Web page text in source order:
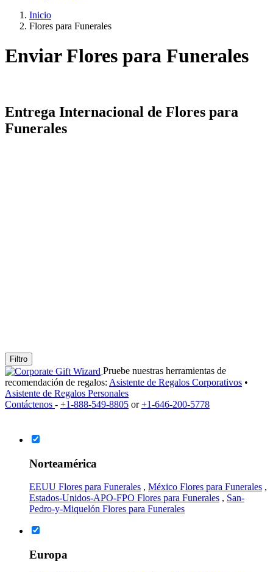
Inicio
Flores para Funerales
Enviar Flores para Funerales
Entrega Internacional de Flores para
Funerales
Filtro
Pruebe nuestras herramientas de
recomendación de regalos: Asistente de Regalos Corporativos •
Asistente de Regalos Personales
Contáctenos - +1-888-549-8805 or+1-646-200-5778
Norteamérica
EEUU Flores para Funerales , México Flores para Funerales ,
Estados-Unidos-APO-FPO Flores para Funerales , San-
Pedro-y-Miquelón Flores para Funerales
Europa